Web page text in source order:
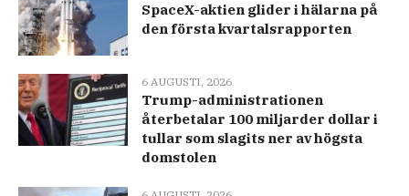
SpaceX-aktien glider i hälarna på
den första kvartalsrapporten
6 AUGUSTI, 2026
Trump-administrationen
återbetalar 100 miljarder dollar i
tullar som slagits ner av högsta
domstolen